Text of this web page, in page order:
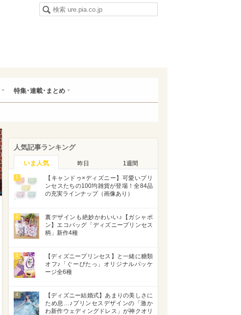
特集･連載･まとめ
人気記事ランキング
いま人気 昨日 1週間
1
【キャンドゥ×ディズニー】可愛いプリ
ンセスたちの100均雑貨が登場！全84品
の充実ラインナップ（画像あり）
2
裏デザインも絶妙かわいい♪【ガシャポ
ン】エコバッグ「ディズニープリンセス
柄」新作4種
3
【ディズニープリンセス】と一緒に糖類
オフ♪「ぐーぴたっ」オリジナルパッケ
ージ全6種
4
【ディズニー結婚式】あまりの美しさに
ため息…♪プリンセスデザインの「激か
わ新作ウェディングドレス」が神クオリ